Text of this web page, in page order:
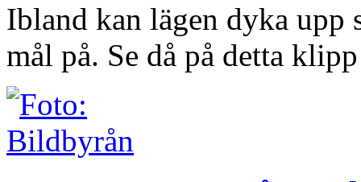
Ibland kan lägen dyka upp
mål på. Se då på detta